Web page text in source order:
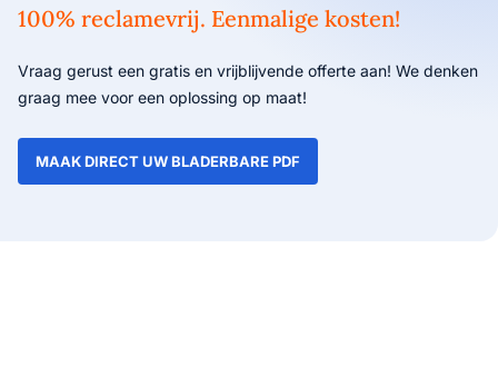
100% reclamevrij. Eenmalige kosten!
Vraag gerust een gratis en vrijblijvende offerte aan! We denken
graag mee voor een oplossing op maat!
MAAK DIRECT UW BLADERBARE PDF